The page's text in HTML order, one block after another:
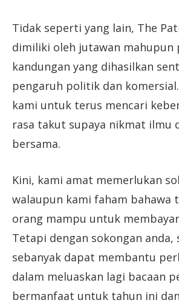
Tidak seperti yang lain, The
dimiliki oleh jutawan mahupun
kandungan yang dihasilkan
pengaruh politik dan
kami untuk terus mencari
rasa takut supaya nikmat ilmu
bersama.
Kini, kami amat memerlukan
walaupun kami faham bahawa
orang mampu untuk
Tetapi dengan sokongan anda,
sebanyak dapat membantu
dalam meluaskan lagi bacaan
bermanfaat untuk tahun ini